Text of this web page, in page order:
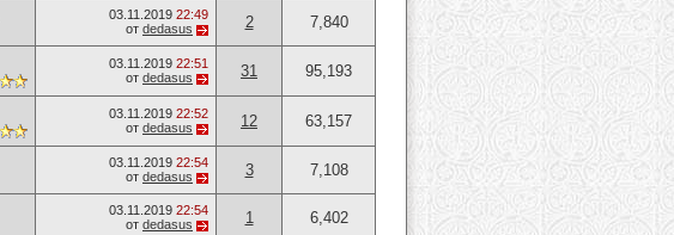
03.11.2019 22:49
от dedasus 2 7,840
03.11.2019 22:51
от dedasus 31 95,193
03.11.2019 22:52
от dedasus 12 63,157
03.11.2019 22:54
от dedasus 3 7,108
03.11.2019 22:54
от dedasus 1 6,402